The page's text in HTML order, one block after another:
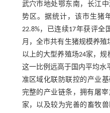
武穴市地处鄂东南，长江
势区。据统计，该市生猪
22.8%，已连续17年获评全
月，全市共有生猪规模养
以上的大型养殖场24家，规
这一比例远高于国内平均水
准区域化联防联控的产业
完整的产业链条，拥有屠
家，以及较为完善的畜牧